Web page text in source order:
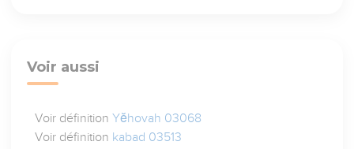
Voir aussi
Voir définitionYĕhovah 03068
Voir définition kabad 03513